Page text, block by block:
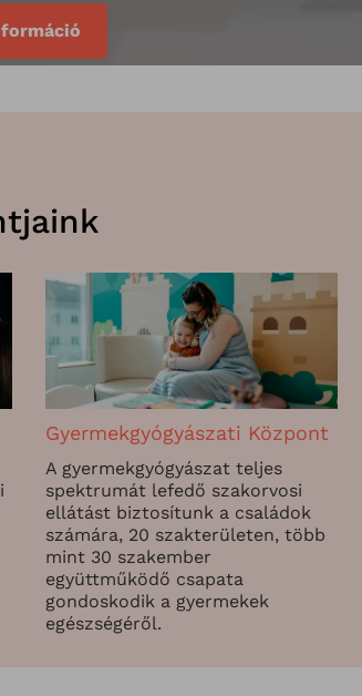
Gyermekgyógyászati Központ
A gyermekgyógyászat teljes
spektrumát lefedő szakorvosi
ellátást biztosítunk a családok
számára, 20 szakterületen, több
mint 30 szakember
együttműködő csapata
gondoskodik a gyermekek
egészségéről.